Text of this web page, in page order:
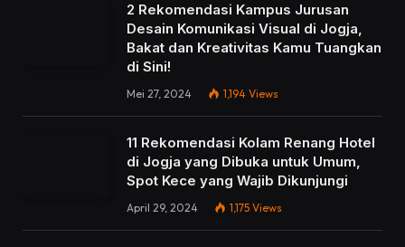
2 Rekomendasi Kampus Jurusan
Desain Komunikasi Visual di Jogja,
Bakat dan Kreativitas Kamu Tuangkan
di Sini!
Mei 27, 2024 1,194 Views
11 Rekomendasi Kolam Renang Hotel
di Jogja yang Dibuka untuk Umum,
Spot Kece yang Wajib Dikunjungi
April 29, 2024 1,175 Views